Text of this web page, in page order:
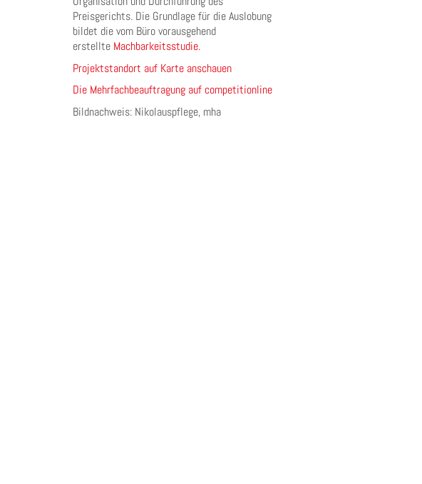
Preisgerichts. Die Grundlage für die Auslobung
bildet die vom Büro vorausgehend
erstellte Machbarkeitsstudie.
Projektstandort auf Karte anschauen
Die Mehrfachbeauftragung auf competitionline
Bildnachweis: Nikolauspflege, mha